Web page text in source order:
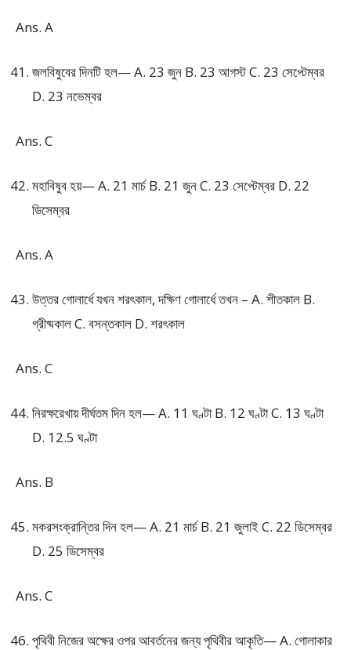
Ans. A
জলবিষুবের দিনটি হল— A. 23 জুন B. 23 আগস্ট C. 23 সেপ্টেম্বর
D. 23 নভেম্বর
Ans. C
মহাবিষুব হয়— A. 21 মার্চ B. 21 জুন C. 23 সেপ্টেম্বর D. 22
ডিসেম্বর
Ans. A
উত্তর গোলার্ধে যখন শরৎকাল, দক্ষিণ গোলার্ধে তখন – A. শীতকাল B.
গ্রীষ্মকাল C. বসন্তকাল D. শরৎকাল
Ans. C
নিরক্ষরেখায় দীর্ঘতম দিন হল— A. 11 ঘণ্টা B. 12 ঘণ্টা C. 13 ঘণ্টা
D. 12.5 ঘণ্টা
Ans. B
মকরসংক্রান্তির দিন হল— A. 21 মার্চ B. 21 জুলাই C. 22 ডিসেম্বর
D. 25 ডিসেম্বর
Ans. C
পৃথিবী নিজের অক্ষের ওপর আবর্তনের জন্য পৃথিবীর আকৃতি— A. গোলাকার